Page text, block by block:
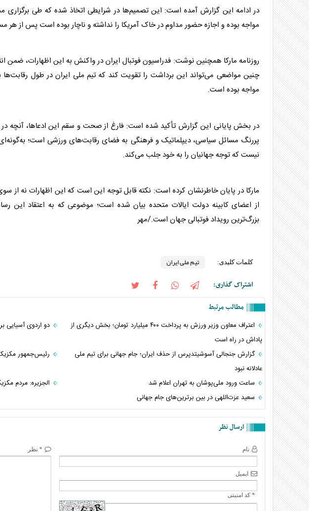
در ادامه این گزارش آمده است: این تصمیم‌ها در شرایطی اتخاذ شده که طی برگزاری
مواجه بوده و اجازه حضور مداوم در خاک آمریکا را نداشته و ناچار بوده است پس از هر
روزنامه مارکا همچنین نوشت: فدراسیون فوتبال ایران در واکنش به این اظهارات، ضمن
چنین مواضعی می‌تواند این برداشت را تقویت کند که تیم ملی ایراندر طول رقابت‌ها
مواجه بوده است.
پررنگ مسائل سیاسی، دیپلماتیک و فرهنگی به فضای رقابت‌های ورزشی است؛
نیست که توجه جهانیان را به خود جلب می‌کند.
مارکا در پایان خاطرنشان کرده است: نکته قابل توجه این است که این اظهارات نه از
از اعضای کابینه دولت ایالات متحده بیان شده است؛ موضوعی که به اعتقاد این
بزرگ‌ترین رویداد فوتبالی جهان است./مهر
کلمات کلیدی: تیم ملی ایران
اشتراک گذاری:
مطالب مرتبط
اعتراف معاون وزیر ورزش به پرداخت ۴۰۰ میلیارد تومان؛ بخش دیگری از
پاداش در راه است
دو اردوی آسیایی
گزارش جنجالی آسوشیتدپرس از حذف ایران؛ جام جهانی برای تیم ملی
عادلانه نبود
رئیس‌جمهور
ساعت ورود ملی‌پوشان به تهران اعلام شد
الجزیره: مردم
سعید عزت‌اللهی در بین برترین‌های جام جهانی
ارسال نظر
نام
ایمیل
* کد امنیتی
* نظر